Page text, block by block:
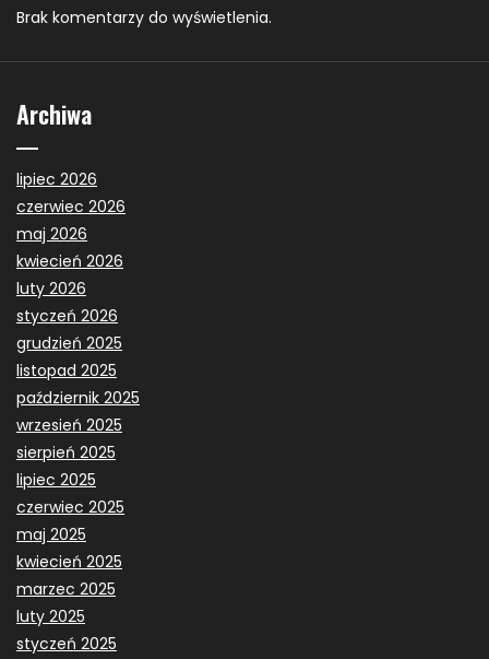
Brak komentarzy do wyświetlenia.
Archiwa
lipiec 2026
czerwiec 2026
maj 2026
kwiecień 2026
luty 2026
styczeń 2026
grudzień 2025
listopad 2025
październik 2025
wrzesień 2025
sierpień 2025
lipiec 2025
czerwiec 2025
maj 2025
kwiecień 2025
marzec 2025
luty 2025
styczeń 2025